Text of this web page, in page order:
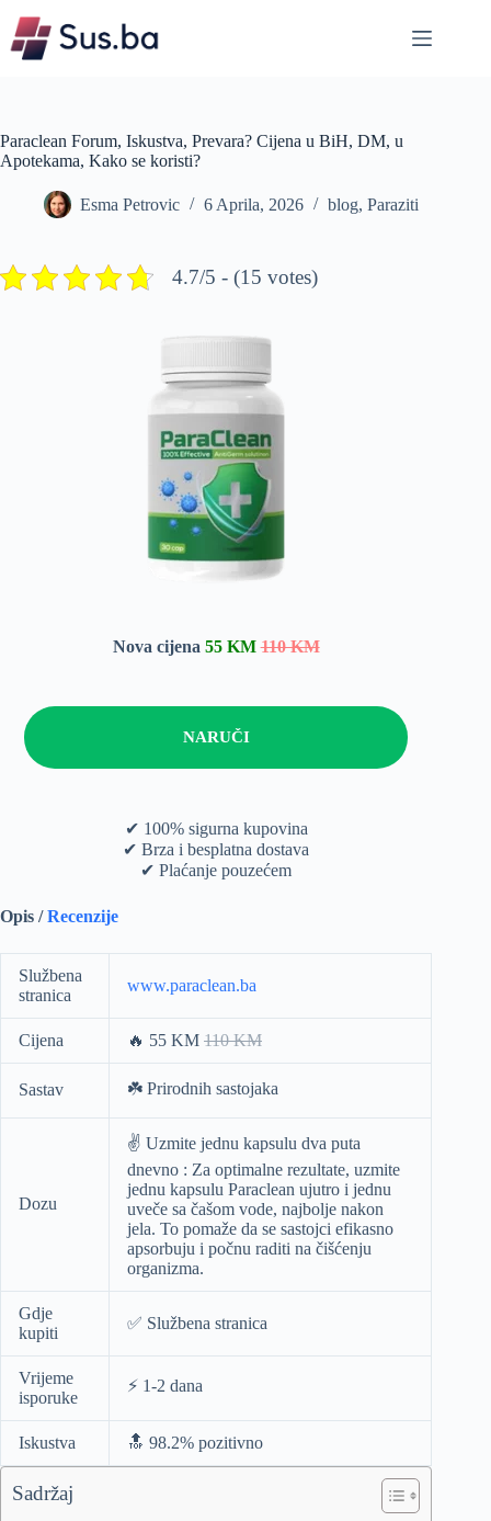
content
Paraclean Forum, Iskustva, Prevara? Cijena u BiH, DM, u
Apotekama, Kako se koristi?
Esma Petrovic 6 Aprila, 2026 blog, Paraziti
4.7/5 - (15 votes)
Nova cijena 55 KM 110 KM
NARUČI
✔ 100% sigurna kupovina
✔ Brza i besplatna dostava
✔ Plaćanje pouzećem
Opis /Recenzije
Službena
stranica
www.paraclean.ba
Cijena 🔥 55 KM 110 KM
Sastav ☘️ Prirodnih sastojaka
Dozu
✌️ Uzmite jednu kapsulu dva puta
dnevno : Za optimalne rezultate, uzmite
jednu kapsulu Paraclean ujutro i jednu
uveče sa čašom vode, najbolje nakon
jela. To pomaže da se sastojci efikasno
apsorbuju i počnu raditi na čišćenju
organizma.
Gdje
kupiti
✅ Službena stranica
Vrijeme
isporuke
⚡️ 1-2 dana
Iskustva 🔝 98.2% pozitivno
Sadržaj